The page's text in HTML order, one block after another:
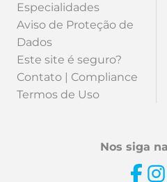
Especialidades
Aviso de Proteção de
Dados
Este site é seguro?
Contato | Compliance
Termos de Uso
Nos siga